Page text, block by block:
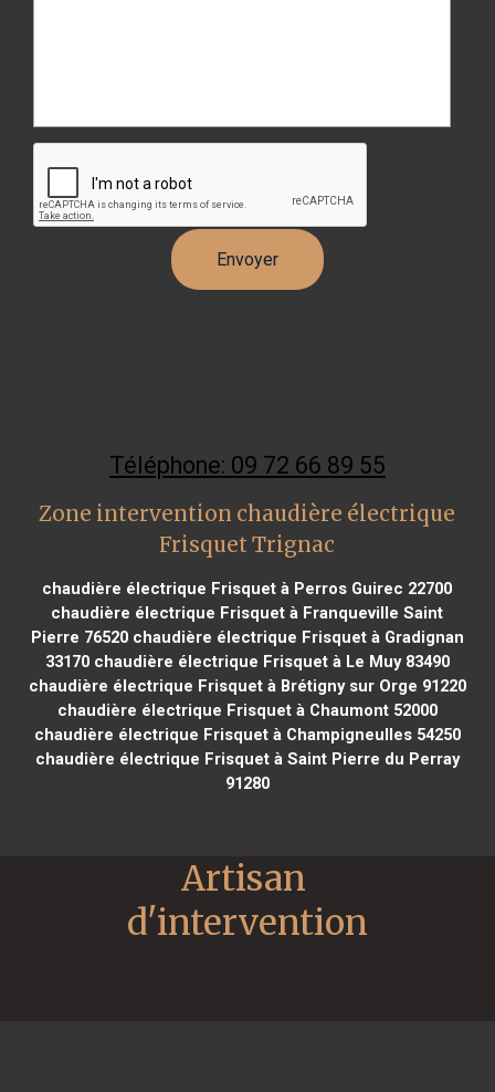
Téléphone: 09 72 66 89 55
Zone intervention chaudière électrique
Frisquet Trignac
chaudière électrique Frisquet à Perros Guirec 22700
chaudière électrique Frisquet à Franqueville Saint
Pierre 76520chaudière électrique Frisquet à Gradignan
33170chaudière électrique Frisquet à Le Muy 83490
chaudière électrique Frisquet à Brétigny sur Orge 91220
chaudière électrique Frisquet à Chaumont 52000
chaudière électrique Frisquet à Champigneulles 54250
chaudière électrique Frisquet à Saint Pierre du Perray
91280
Artisan
d'intervention